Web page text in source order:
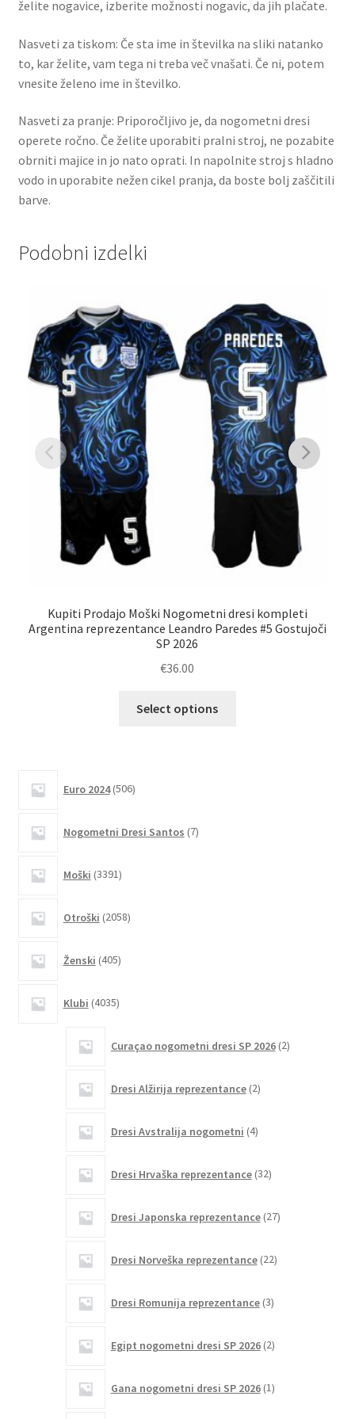
želite nogavice, izberite možnosti nogavic, da jih plačate.
Nasveti za tiskom: Če sta ime in številka na sliki natanko
to, kar želite, vam tega ni treba več vnašati. Če ni, potem
vnesite želeno ime in številko.
Nasveti za pranje: Priporočljivo je, da nogometni dresi
operete ročno. Če želite uporabiti pralni stroj, ne pozabite
obrniti majice in jo nato oprati. In napolnite stroj s hladno
vodo in uporabite nežen cikel pranja, da boste bolj zaščitili
barve.
Podobni izdelki
Kupiti Prodajo Moški Nogometni dresi kompleti
Argentina reprezentance Leandro Paredes #5 Gostujoči
SP 2026
€36.00
Select options
Euro 2024 506izdelkov
Nogometni Dresi Santos 7izdelkov
Moški 3391izdelkov
Otroški 2058izdelkov
Ženski 405izdelkov
Klubi 4035izdelkov
Curaçao nogometni dresi SP 2026 2izdelka
Dresi Alžirija reprezentance 2izdelka
Dresi Avstralija nogometni 4izdelki
Dresi Hrvaška reprezentance 32izdelkov
Dresi Japonska reprezentance 27izdelkov
Dresi Norveška reprezentance 22izdelkov
Dresi Romunija reprezentance 3izdelki
Egipt nogometni dresi SP 2026 2izdelka
Gana nogometni dresi SP 2026 1izdelek